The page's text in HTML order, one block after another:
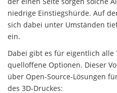
niedrige Einstiegshürde. Auf
sich dabei unter Umständen
ein.
Dabei gibt es für eigentlich alle
quelloffene Optionen. Dieser
über Open-Source-Lösungen
des 3D-Druckes: